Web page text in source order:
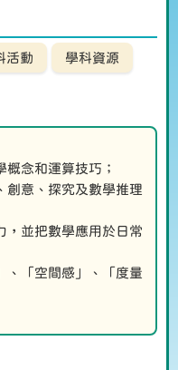
活動 學科資源
念和運算技巧；
意、探究及數學推理
並把數學應用於日常
「空間感」、「度量